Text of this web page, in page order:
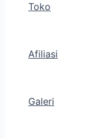
Toko
Afiliasi
Galeri